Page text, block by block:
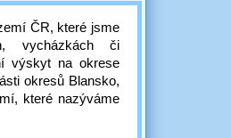
ČR, které jsme
vycházkách či
výskyt na okrese
okresů Blansko,
které nazýváme